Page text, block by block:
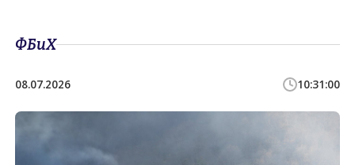
ФБиХ
08.07.2026 10:31:00